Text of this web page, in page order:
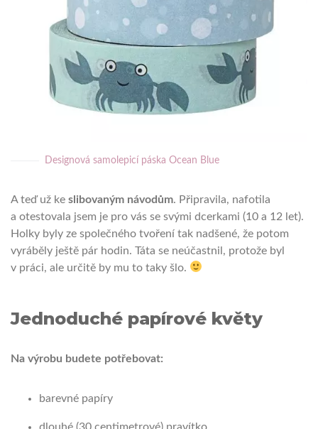
Designová samolepicí páska Ocean Blue
A teď už ke slibovaným návodům. Připravila, nafotila
a otestovala jsem je pro vás se svými dcerkami (10 a 12 let).
Holky byly ze společného tvoření tak nadšené, že potom
vyráběly ještě pár hodin. Táta se neúčastnil, protože byl
v práci, ale určitě by mu to taky šlo.
Jednoduché papírové květy
Na výrobu budete potřebovat:
barevné papíry